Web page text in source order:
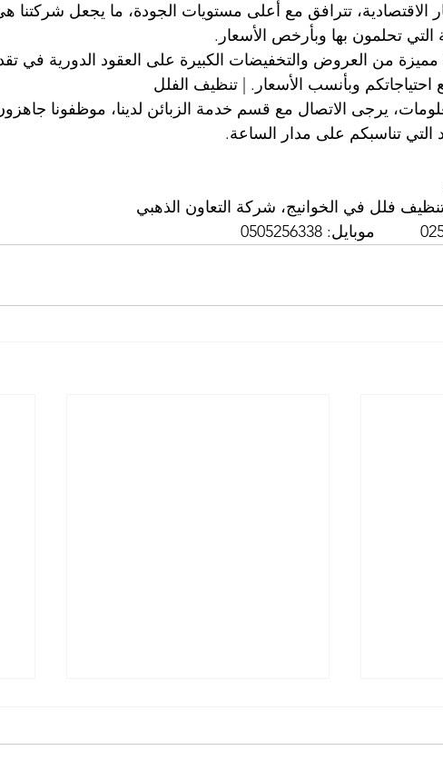
الاقتصادية، تترافق مع أعلى مستويات الجودة، ما يجعل شركتنا
التي تحلمون بها وبأرخص الأسعار.
مميزة من العروض والتخفيضات الكبيرة على العقود الدورية في
احتياجاتكم وبأنسب الأسعار. | تنظيف الفلل
يرجى الاتصال مع قسم خدمة الزبائن لدينا، موظفونا
التي تناسبكم على مدار الساعة.
فلل في الخوانيج، شركة التعاون الذهبي